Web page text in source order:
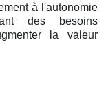
à l'autonomie
des besoins
la valeur